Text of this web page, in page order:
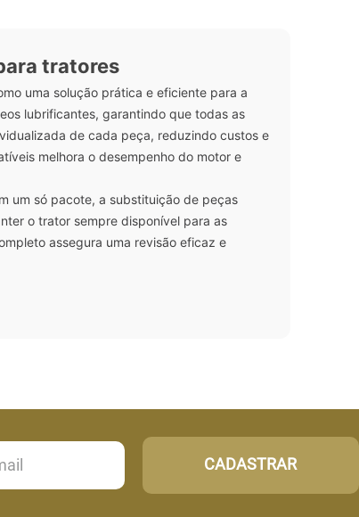
tratores
uma solução prática e eficiente para a
lubrificantes, garantindo que todas as
de cada peça, reduzindo custos e
melhora o desempenho do motor e
um só pacote, a substituição de peças
o trator sempre disponível para as
assegura uma revisão eficaz e
CADASTRAR